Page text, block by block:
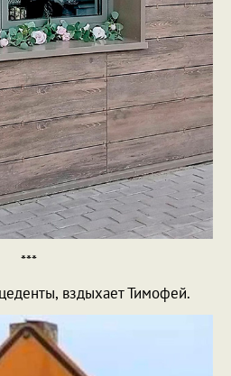
***
вздыхает Тимофей.